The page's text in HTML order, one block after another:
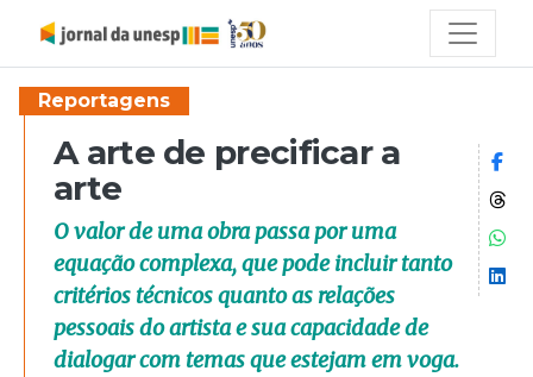
Reportagens
A arte de precificar a
arte
O valor de uma obra passa por uma
equação complexa, que pode incluir tanto
critérios técnicos quanto as relações
pessoais do artista e sua capacidade de
dialogar com temas que estejam em voga.